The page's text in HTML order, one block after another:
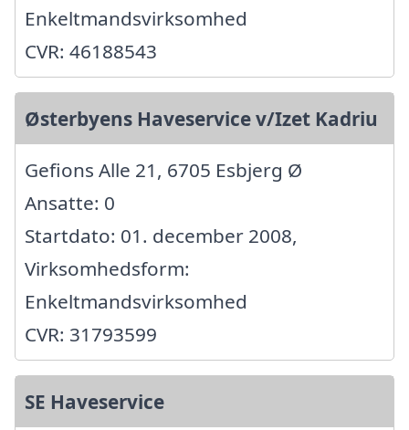
Enkeltmandsvirksomhed
CVR: 46188543
Østerbyens Haveservice v/Izet Kadriu
Gefions Alle 21, 6705 Esbjerg Ø
Ansatte: 0
Startdato: 01. december 2008,
Virksomhedsform:
Enkeltmandsvirksomhed
CVR: 31793599
SE Haveservice